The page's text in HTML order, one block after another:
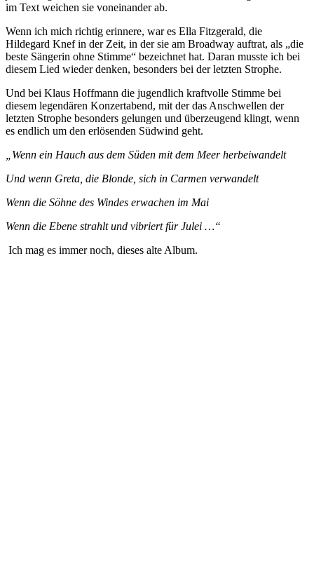
im Text weichen sie voneinander ab.
Wenn ich mich richtig erinnere, war es Ella Fitzgerald, die
Hildegard Knef in der Zeit, in der sie am Broadway auftrat, als „die
beste Sängerin ohne Stimme“ bezeichnet hat. Daran musste ich bei
diesem Lied wieder denken, besonders bei der letzten Strophe.
Und bei Klaus Hoffmann die jugendlich kraftvolle Stimme bei
diesem legendären Konzertabend, mit der das Anschwellen der
letzten Strophe besonders gelungen und überzeugend klingt, wenn
es endlich um den erlösenden Südwind geht.
„Wenn ein Hauch aus dem Süden mit dem Meer herbeiwandelt
Und wenn Greta, die Blonde, sich in Carmen verwandelt
Wenn die Söhne des Windes erwachen im Mai
Wenn die Ebene strahlt und vibriert für Julei …“
Ich mag es immer noch, dieses alte Album.